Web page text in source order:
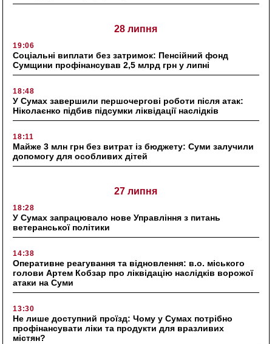
28 липня
19:06
Соціальні виплати без затримок: Пенсійний фонд
Сумщини профінансував 2,5 млрд грн у липні
18:48
У Сумах завершили першочергові роботи після атак:
Ніколаєнко підбив підсумки ліквідації наслідків
18:11
Майже 3 млн грн без витрат із бюджету: Суми залучили
допомогу для особливих дітей
27 липня
18:28
У Сумах запрацювало нове Управління з питань
ветеранської політики
14:38
Оперативне реагування та відновлення: в.о. міського
голови Артем Кобзар про ліквідацію наслідків ворожої
атаки на Суми
13:30
Не лише доступний проїзд: Чому у Сумах потрібно
профінансувати ліки та продукти для вразливих
містян?